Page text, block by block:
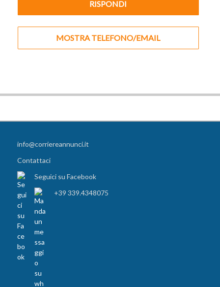
RISPONDI
MOSTRA TELEFONO/EMAIL
info@corriereannunci.it
Contattaci
Seguici su Facebook
+39 339.4348075